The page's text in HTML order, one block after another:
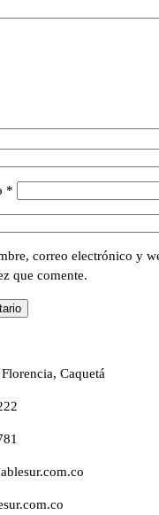
*
correo electrónico y
que comente.
Caquetá